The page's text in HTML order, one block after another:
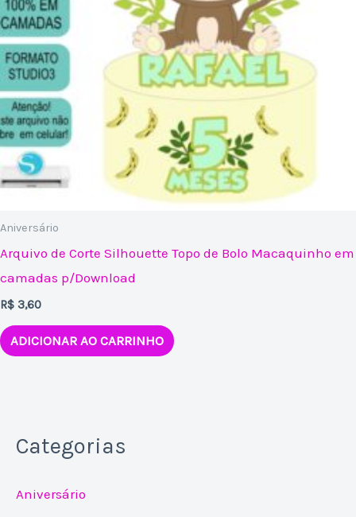
Aniversário
Arquivo de Corte Silhouette Topo de Bolo Macaquinho em
camadas p/Download
R$ 3,60
ADICIONAR AO CARRINHO
Categorias
Aniversário